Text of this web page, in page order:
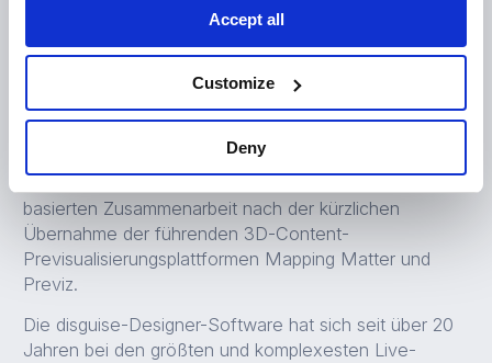
Accept all
Customize
Deny
Raed Al-Tikriti, Chief Product Officer
von disguise.
Die Lokalisierung ist der nächste Schritt auf dem Weg
basierten Zusammenarbeit nach der kürzlichen
Übernahme der führenden 3D-Content-
Previsualisierungsplattformen Mapping Matter und
Previz.
Die disguise-Designer-Software hat sich seit über 20
Jahren bei den größten und komplexesten Live-